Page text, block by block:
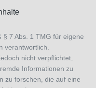
7 Abs. 1 TMG für eigene
verantwortlich.
nicht verpflichtet,
Informationen zu
zu forschen, die auf eine